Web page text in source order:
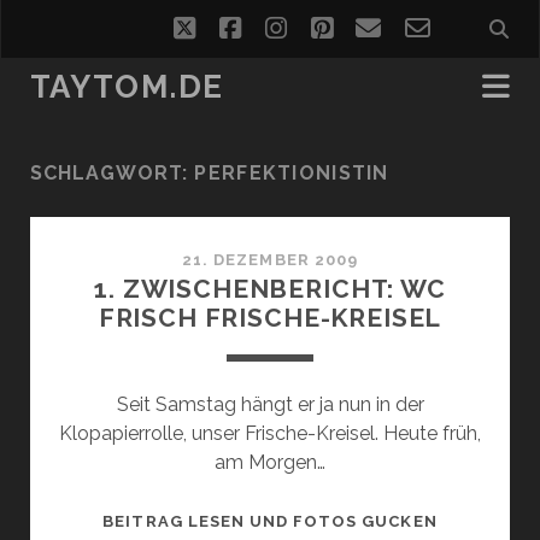
twitterfacebookinstagram
pinterest
emailemail-
form
TAYTOM.DE
SCHLAGWORT: PERFEKTIONISTIN
21. DEZEMBER 2009
1. ZWISCHENBERICHT: WC
FRISCH FRISCHE-KREISEL
Seit Samstag hängt er ja nun in der
Klopapierrolle, unser Frische-Kreisel. Heute früh,
am Morgen…
BEITRAG LESEN UND FOTOS GUCKEN